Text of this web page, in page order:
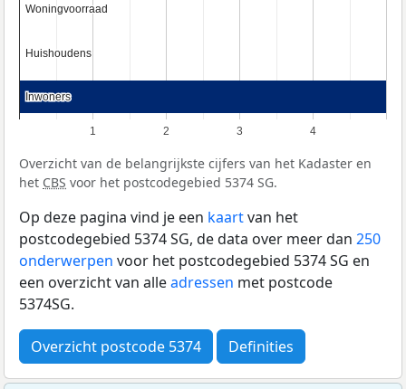
1 2 3 4
Woningvoorraad
Woningvoorraad
Huishoudens
Huishoudens
Inwoners
Inwoners
Overzicht van de belangrijkste cijfers van het Kadaster en
het CBS voor het postcodegebied 5374 SG.
Op deze pagina vind je een kaartvan het
postcodegebied 5374 SG, de data over meer dan 250
onderwerpen voor het postcodegebied 5374 SG en
een overzicht van alleadressen met postcode
5374SG.
Overzicht postcode 5374 Definities